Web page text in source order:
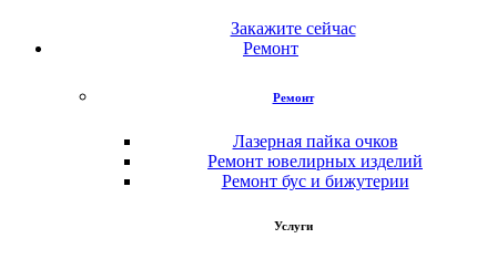
Закажите сейчас
Ремонт
Ремонт
Лазерная пайка очков
Ремонт ювелирных изделий
Ремонт бус и бижутерии
Услуги